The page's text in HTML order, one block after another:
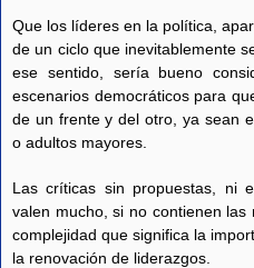
Que los líderes en la política,
de un ciclo que inevitablemente
ese sentido, sería bueno
escenarios democráticos para
de un frente y del otro, ya sean
o adultos mayores.
Las críticas sin propuestas, ni
valen mucho, si no contienen
complejidad que significa la
la renovación de liderazgos.